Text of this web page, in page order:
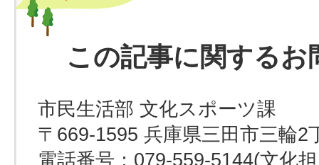
この記事に関するお
市民生活部 文化スポーツ課
〒669-1595 兵庫県三田市三輪2
電話番号：079-559-5144(文化